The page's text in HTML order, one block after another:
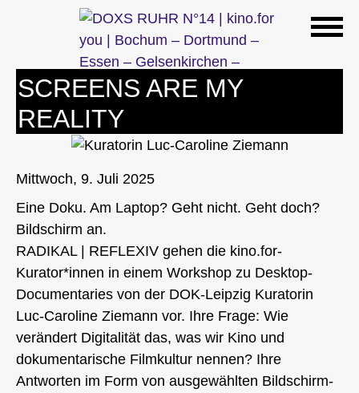
springen
SCREENS ARE MY
REALITY
Mittwoch, 9. Juli 2025
Eine Doku. Am Laptop? Geht nicht. Geht doch?
Bildschirm an.
RADIKAL | REFLEXIV gehen die kino.for-
Kurator*innen in einem Workshop zu Desktop-
Documentaries von der DOK-Leipzig Kuratorin
Luc-Caroline Ziemann vor. Ihre Frage: Wie
verändert Digitalität das, was wir Kino und
dokumentarische Filmkultur nennen? Ihre
Antworten im Form von ausgewählten Bildschirm-